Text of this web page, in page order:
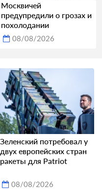
Москвичей
предупредили о грозах и
похолодании
08/08/2026
Зеленский потребовал у
двух европейских стран
ракеты для Patriot
08/08/2026